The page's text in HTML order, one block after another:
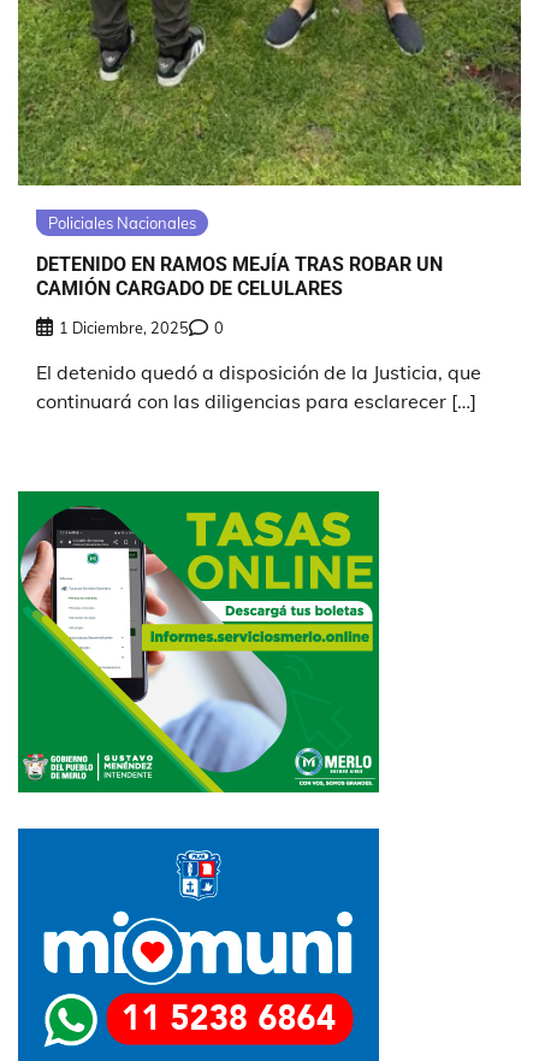
Policiales Nacionales
DETENIDO EN RAMOS MEJÍA TRAS ROBAR UN
CAMIÓN CARGADO DE CELULARES
1 Diciembre, 2025 0
El detenido quedó a disposición de la Justicia, que
continuará con las diligencias para esclarecer […]